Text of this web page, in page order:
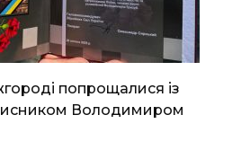
попрощалися із
Володимиром